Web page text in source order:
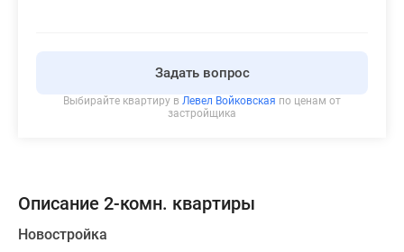
Задать вопрос
Выбирайте квартиру в Левел Войковская по ценам от
застройщика
Описание 2-комн. квартиры
Новостройка